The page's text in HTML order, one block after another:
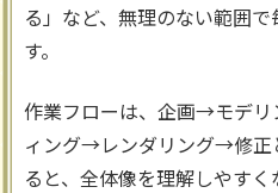
る」など、無理のない範囲
す。
作業フローは、企画→モデ
ィング→レンダリング→修正
ると、全体像を理解しやすく